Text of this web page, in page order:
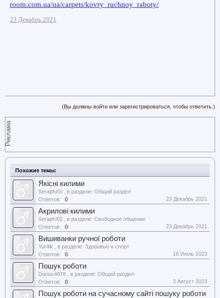
room.com.ua/ua/carpets/kovry_ruchnoy_raboty/
23 Декабрь 2021
(Вы должны войти или зарегистрироваться, чтобы ответить.)
Реклама
Похожие темы:
Якісні килими
SeraphXS , в разделе: Общий раздел
Ответов:
0 23 Декабрь 2021
Акрилові килими
SeraphXS , в разделе: Свободное общение
Ответов:
0 23 Декабрь 2021
Вишиванки ручної роботи
Yur4ik , в разделе: Здоровье и спорт
Ответов:
0 16 Июль 2023
Пошук роботи
Darius4678 , в разделе: Общий раздел
Ответов:
0 3 Август 2023
Пошук роботи на сучасному сайті пошуку роботи